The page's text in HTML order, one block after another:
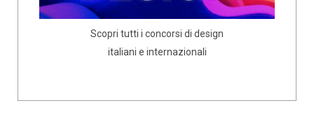
Scopri tutti i concorsi di design
italiani e internazionali